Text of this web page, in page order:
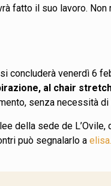
fatto il suo lavoro. Non
concluderà venerdì 6
al chair
senza necessità
della sede de
può segnalarlo a